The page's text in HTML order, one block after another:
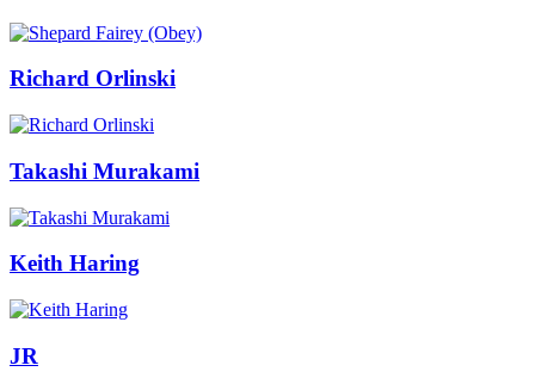
Richard Orlinski
Takashi Murakami
Keith Haring
JR